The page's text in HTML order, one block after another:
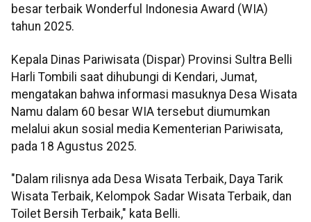
besar terbaik Wonderful Indonesia Award (WIA)
tahun 2025.
Kepala Dinas Pariwisata (Dispar) Provinsi Sultra Belli
Harli Tombili saat dihubungi di Kendari, Jumat,
mengatakan bahwa informasi masuknya Desa Wisata
Namu dalam 60 besar WIA tersebut diumumkan
melalui akun sosial media Kementerian Pariwisata,
pada 18 Agustus 2025.
"Dalam rilisnya ada Desa Wisata Terbaik, Daya Tarik
Wisata Terbaik, Kelompok Sadar Wisata Terbaik, dan
Toilet Bersih Terbaik," kata Belli.